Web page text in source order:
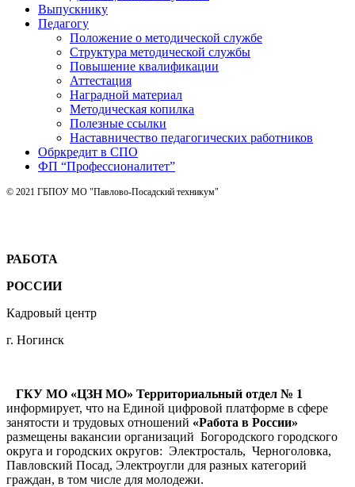
Выпускнику
Педагогу
Положение о методической службе
Структура методической службы
Повышение квалификации
Аттестация
Наградной материал
Методическая копилка
Полезные ссылки
Наставничество педагогических работников
Обркредит в СПО
ФП “Профессионалитет”
© 2021 ГБПОУ МО "Павлово-Посадский техникум"
РАБОТА
РОССИИ
Кадровый центр
г. Ногинск
ГКУ МО «ЦЗН МО» Территориальный отдел № 1
информирует, что на Единой цифровой платформе в сфере
занятости и трудовых отношений «Работа в России»
размещены вакансии организаций Богородского городского
округа и городских округов: Электросталь, Черноголовка,
Павловский Посад, Электроугли для разных категорий
граждан, в том числе для молодежи.